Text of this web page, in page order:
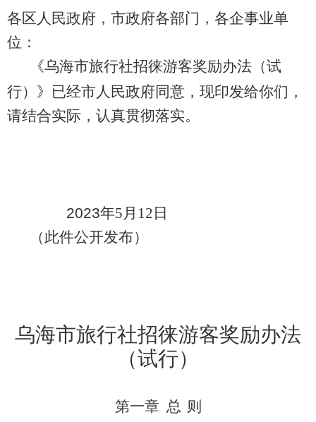
各区人民政府，市政府各部门，各企事业单
位：
《乌海市旅行社招徕游客奖励办法 （试
行） 》已经市人民政府同意，现印发给你们，
请结合实际，认真贯彻落实。
2023年5 月 12 日
（此件公开发布）
乌海市旅行社招徕游客奖励办法
（试行）
第一章 总 则